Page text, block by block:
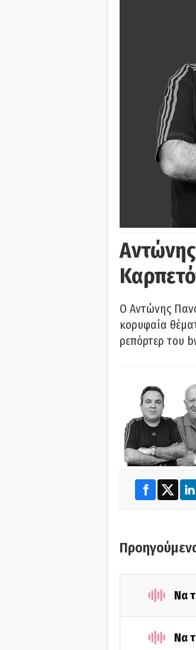
Ο Αντώνης
κορυφαία
ρεπόρτερ του
Να
Να